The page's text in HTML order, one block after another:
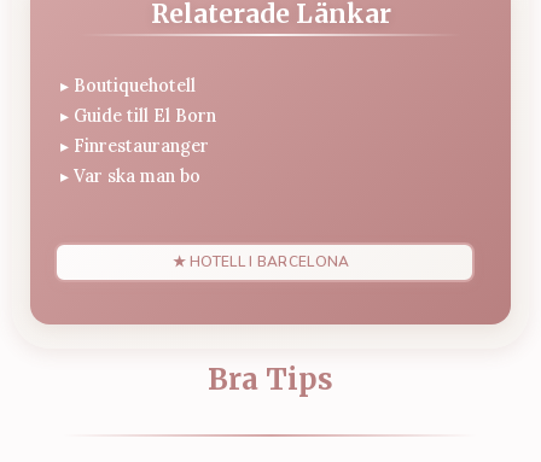
Bra Tips
Relaterade Länkar
▸ Boutiquehotell
▸ Guide till El Born
▸ Finrestauranger
▸ Var ska man bo
★ HOTELL I BARCELONA